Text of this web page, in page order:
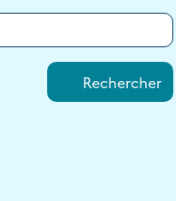
Rechercher